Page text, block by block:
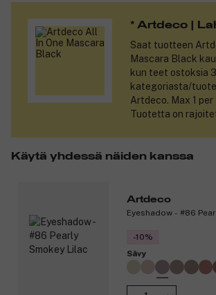
yhdistyy modernin huulipunan ehdottomiin
käyttää FSC-sertifioituja pakkauksia, jotka
vastuullisesti hoidetusta metsätaloudesta.
prosenttisesti luonnollisia ainesosia. Loput 20
varmistamaan tuotteen erinomaisen
kestävyyden.
Huomaa, että huulipunan täyttöpakkaus ja
Tuotenumero:3292557
* Artdeco |
Saat tuotteen
Mascara Black
kun teet ostoksia
kategoriasta/
Artdeco. Max 1 per
Tuotetta on
Käytä yhdessä näiden kanssa
Artdeco
Eyeshadow - #86
-10%
Sävy